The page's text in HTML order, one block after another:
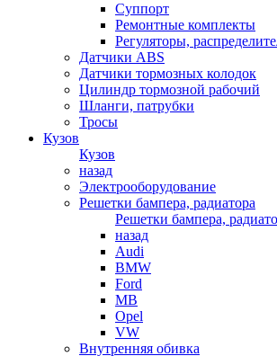
Суппорт
Ремонтные комплекты
Регуляторы,
Датчики ABS
Датчики тормозных колодок
Цилиндр тормозной рабочий
Шланги, патрубки
Тросы
Кузов
Кузов
назад
Электрооборудование
Решетки бампера, радиатора
Решетки бампера,
назад
Audi
BMW
Ford
MB
Opel
VW
Внутренняя обивка